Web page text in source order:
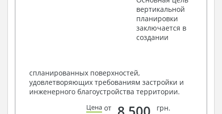
вертикальной
планировки
заключается в
создании
спланированных поверхностей,
удовлетворяющих требованиям застройки и
инженерного благоустройства территории.
Цена от грн.